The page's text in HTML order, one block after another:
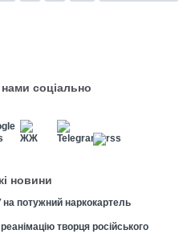
нами соціально
новини
потужний наркокартель
творця російського